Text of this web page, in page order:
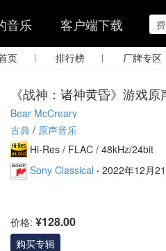
音乐 客户端下载
页 | 排行榜 | 厂牌专区
《战神：诸神黄昏》游戏原
Bear McCreary
古典 / 原声音乐
Hi-Res / FLAC / 48kHz/24bit
Sony Classical · 2022年12月
价格: ¥128.00
购买专辑